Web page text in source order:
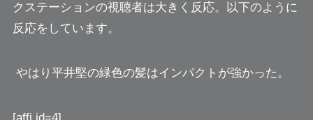
クステーションの視聴者は大きく反応。以下のように
反応をしています。
やはり平井堅の緑色の髪はインパクトが強かった。